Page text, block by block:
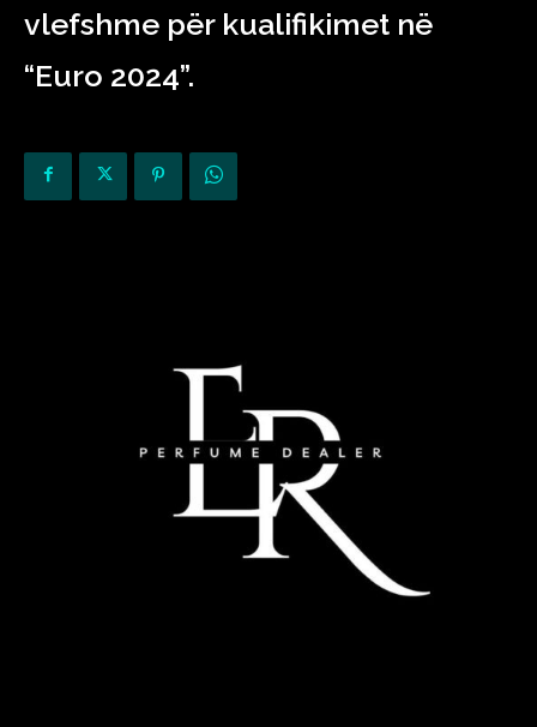
vlefshme për kualifikimet në
“Euro 2024”.